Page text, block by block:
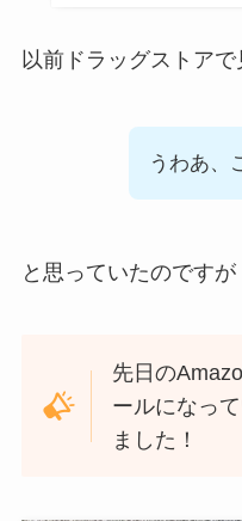
以前ドラッグストア
うわあ、
と思っていたのですが
先日の
ールになっ
ました！